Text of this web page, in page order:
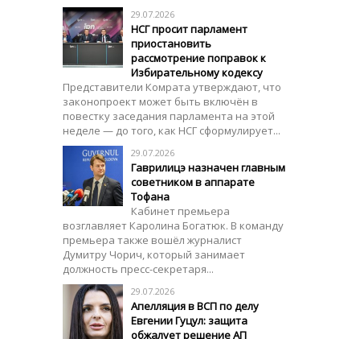
29.07.2026
НСГ просит парламент
приостановить
рассмотрение поправок к
Избирательному кодексу
Представители Комрата утверждают, что
законопроект может быть включён в
повестку заседания парламента на этой
неделе — до того, как НСГ сформулирует...
29.07.2026
Гаврилицэ назначен главным
советником в аппарате
Тофана
Кабинет премьера
возглавляет Каролина Богатюк. В команду
премьера также вошёл журналист
Думитру Чорич, который занимает
должность пресс-секретаря...
29.07.2026
Апелляция в ВСП по делу
Евгении Гуцул: защита
обжалует решение АП